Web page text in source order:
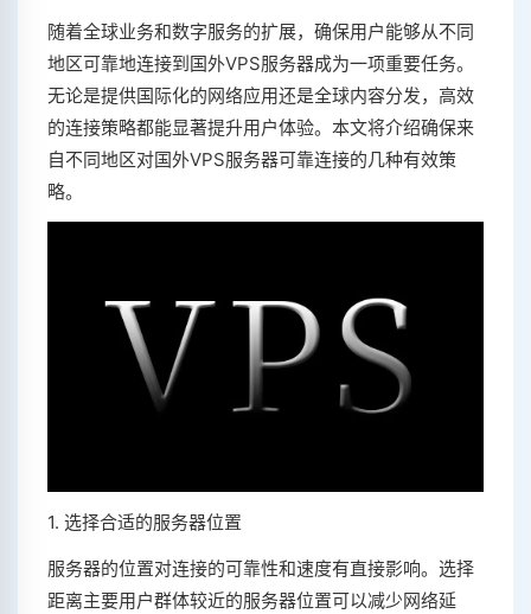
随着全球业务和数字服务的扩展，确保用户能够从不同
地区可靠地连接到国外VPS服务器成为一项重要任务。
无论是提供国际化的网络应用还是全球内容分发，高效
的连接策略都能显著提升用户体验。本文将介绍确保来
自不同地区对国外VPS服务器可靠连接的几种有效策
略。
1. 选择合适的服务器位置
服务器的位置对连接的可靠性和速度有直接影响。选择
距离主要用户群体较近的服务器位置可以减少网络延